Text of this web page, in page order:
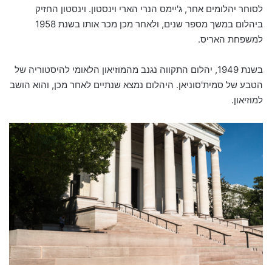
לסוחר יהלומים אחר, ג'יימס הנרי הארי וינסטון. וינסטון החזיק
ביהלום במשך מספר שנים, ולאחר מכן מכר אותו בשנת 1958
למשפחת האריס.
בשנת 1949, יהלום התקווה נגנב מהמוזיאון הלאומי להיסטוריה של
הטבע של סמית'סוניאן. היהלום נמצא שנתיים לאחר מכן, והוא הושב
למוזיאון.